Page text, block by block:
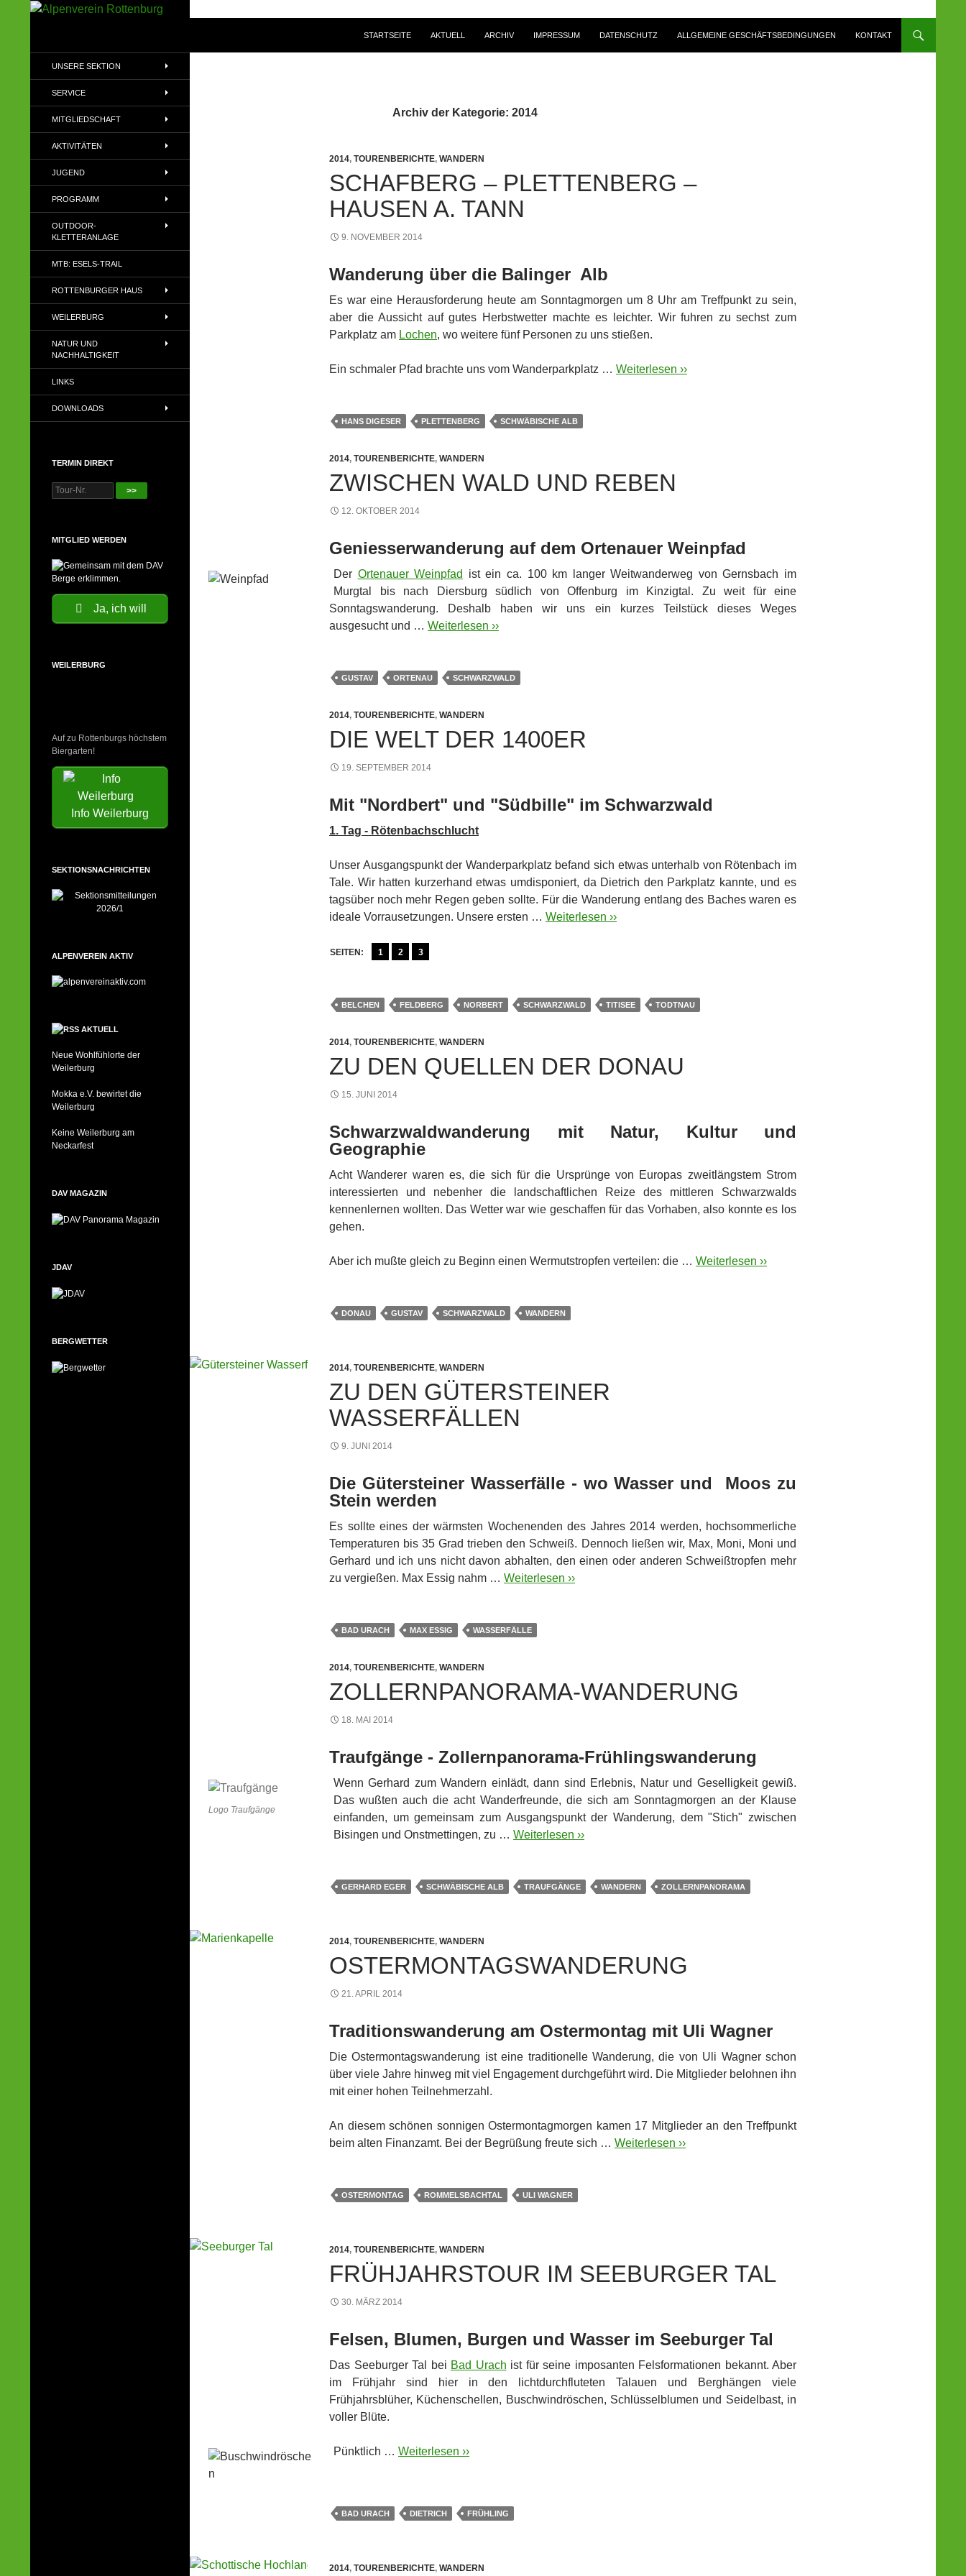
STARTSEITE AKTUELL ARCHIV IMPRESSUM DATENSCHUTZ ALLGEMEINE GESCHÄFTSBEDINGUNGEN KONTAKT
Archiv der Kategorie: 2014
2014, TOURENBERICHTE, WANDERN
SCHAFBERG – PLETTENBERG –
HAUSEN A. TANN
9. NOVEMBER 2014
Wanderung über die Balinger Alb
Es war eine Herausforderung heute am Sonntagmorgen um 8 Uhr am Treffpunkt zu sein,
aber die Aussicht auf gutes Herbstwetter machte es leichter. Wir fuhren zu sechst zum
Parkplatz am Lochen, wo weitere fünf Personen zu uns stießen.
Ein schmaler Pfad brachte uns vom Wanderparkplatz … Weiterlesen ››
HANS DIGESER PLETTENBERG SCHWÄBISCHE ALB
2014, TOURENBERICHTE, WANDERN
ZWISCHEN WALD UND REBEN
12. OKTOBER 2014
Geniesserwanderung auf dem Ortenauer Weinpfad
Der Ortenauer Weinpfad
ist ein ca. 100 km langer Weitwanderweg von Gernsbach im
Murgtal bis nach Diersburg südlich von Offenburg im Kinzigtal. Zu weit für eine
Sonntagswanderung. Deshalb haben wir uns ein kurzes Teilstück dieses Weges
ausgesucht und … Weiterlesen ››
GUSTAV ORTENAU SCHWARZWALD
2014, TOURENBERICHTE, WANDERN
DIE WELT DER 1400ER
19. SEPTEMBER 2014
Mit "Nordbert" und "Südbille" im Schwarzwald
1. Tag - Rötenbachschlucht
Unser Ausgangspunkt der Wanderparkplatz befand sich etwas unterhalb von Rötenbach im
Tale. Wir hatten kurzerhand etwas umdisponiert, da Dietrich den Parkplatz kannte, und es
tagsüber noch mehr Regen geben sollte. Für die Wanderung entlang des Baches waren es
ideale Vorrausetzungen. Unsere ersten … Weiterlesen ››
SEITEN: 1 2 3
BELCHEN FELDBERG NORBERT SCHWARZWALD TITISEE TODTNAU
2014, TOURENBERICHTE, WANDERN
ZU DEN QUELLEN DER DONAU
15. JUNI 2014
Schwarzwaldwanderung mit Natur, Kultur und
Geographie
Acht Wanderer waren es, die sich für die Ursprünge von Europas zweitlängstem Strom
interessierten und nebenher die landschaftlichen Reize des mittleren Schwarzwalds
kennenlernen wollten. Das Wetter war wie geschaffen für das Vorhaben, also konnte es los
gehen.
Aber ich mußte gleich zu Beginn einen Wermutstropfen verteilen: die … Weiterlesen ››
DONAU GUSTAV SCHWARZWALD WANDERN
2014, TOURENBERICHTE, WANDERN
ZU DEN GÜTERSTEINER
WASSERFÄLLEN
9. JUNI 2014
Die Gütersteiner Wasserfälle - wo Wasser und Moos zu
Stein werden
Es sollte eines der wärmsten Wochenenden des Jahres 2014 werden, hochsommerliche
Temperaturen bis 35 Grad trieben den Schweiß. Dennoch ließen wir, Max, Moni, Moni und
Gerhard und ich uns nicht davon abhalten, den einen oder anderen Schweißtropfen mehr
zu vergießen. Max Essig nahm … Weiterlesen ››
BAD URACH MAX ESSIG WASSERFÄLLE
2014, TOURENBERICHTE, WANDERN
ZOLLERNPANORAMA-WANDERUNG
18. MAI 2014
Traufgänge - Zollernpanorama-Frühlingswanderung
Logo Traufgänge
Wenn Gerhard zum Wandern einlädt, dann sind Erlebnis, Natur und Geselligkeit gewiß.
Das wußten auch die acht Wanderfreunde, die sich am Sonntagmorgen an der Klause
einfanden, um gemeinsam zum Ausgangspunkt der Wanderung, dem "Stich" zwischen
Bisingen und Onstmettingen, zu … Weiterlesen ››
GERHARD EGER SCHWÄBISCHE ALB TRAUFGÄNGE WANDERN ZOLLERNPANORAMA
2014, TOURENBERICHTE, WANDERN
OSTERMONTAGSWANDERUNG
21. APRIL 2014
Traditionswanderung am Ostermontag mit Uli Wagner
Die Ostermontagswanderung ist eine traditionelle Wanderung, die von Uli Wagner schon
über viele Jahre hinweg mit viel Engagement durchgeführt wird. Die Mitglieder belohnen ihn
mit einer hohen Teilnehmerzahl.
An diesem schönen sonnigen Ostermontagmorgen kamen 17 Mitglieder an den Treffpunkt
beim alten Finanzamt. Bei der Begrüßung freute sich … Weiterlesen ››
OSTERMONTAG ROMMELSBACHTAL ULI WAGNER
2014, TOURENBERICHTE, WANDERN
FRÜHJAHRSTOUR IM SEEBURGER TAL
30. MÄRZ 2014
Felsen, Blumen, Burgen und Wasser im Seeburger Tal
Das Seeburger Tal bei Bad Urach ist für seine imposanten Felsformationen bekannt. Aber
im Frühjahr sind hier in den lichtdurchfluteten Talauen und Berghängen viele
Frühjahrsblüher, Küchenschellen, Buschwindröschen, Schlüsselblumen und Seidelbast, in
voller Blüte.
Pünktlich … Weiterlesen ››
BAD URACH DIETRICH FRÜHLING
2014, TOURENBERICHTE, WANDERN
Alpenvereins (DAV) e.V
UNSERE SEKTION
SERVICE
MITGLIEDSCHAFT
AKTIVITÄTEN
JUGEND
PROGRAMM
OUTDOOR-
KLETTERANLAGE
MTB: ESELS-TRAIL
ROTTENBURGER HAUS
WEILERBURG
NATUR UND
NACHHALTIGKEIT
LINKS
DOWNLOADS
TERMIN DIREKT
>>
MITGLIED WERDEN
Ja, ich will
WEILERBURG
Auf zu Rottenburgs höchstem
Biergarten!
Info Weilerburg
SEKTIONSNACHRICHTEN
ALPENVEREIN AKTIV
AKTUELL
Neue Wohlfühlorte der
Weilerburg
Mokka e.V. bewirtet die
Weilerburg
Keine Weilerburg am
Neckarfest
DAV MAGAZIN
JDAV
BERGWETTER